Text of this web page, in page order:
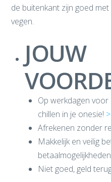
de buitenkant zijn goed
vegen.
JOUW
Op werkdagen
chillen in je onesie!
Afrekenen zonder
Makkelijk en veilig
Niet goed, geld